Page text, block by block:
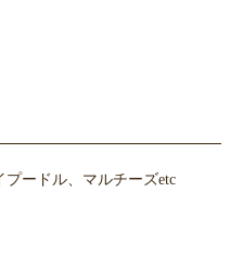
ードル、マルチーズetc